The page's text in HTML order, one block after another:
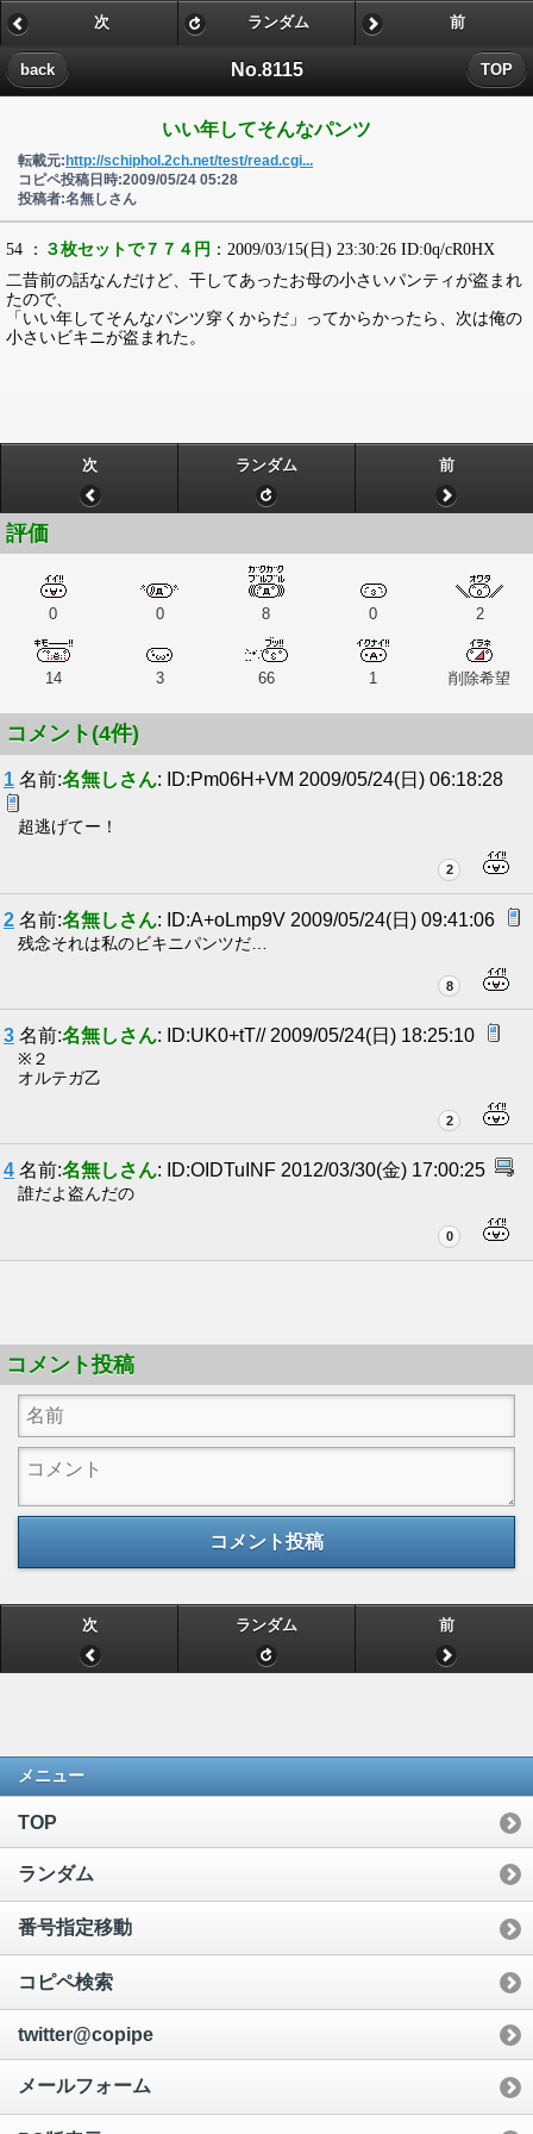
No.8115
back TOP
次 ランダム 前
いい年してそんなパンツ
転載元: http://schiphol.2ch.net/test/read.cgi...
コピペ投稿日時:2009/05/24 05:28
投稿者:名無しさん
54 ： ３枚セットで７７４円 ：2009/03/15(日) 23:30:26 ID:0q/cR0HX
二昔前の話なんだけど、干してあったお母の小さいパンティが盗まれ
たので、
「いい年してそんなパンツ穿くからだ」ってからかったら、次は俺の
小さいビキニが盗まれた。
次 ランダム 前
評価
0 0 8 0 2
14 3 66 1 削除希望
コメント(4件)
1 名前:名無しさん: ID:Pm06H+VM 2009/05/24(日) 06:18:28
超逃げてー！
2
2 名前:名無しさん: ID:A+oLmp9V 2009/05/24(日) 09:41:06
残念それは私のビキニパンツだ…
8
3 名前:名無しさん: ID:UK0+tT// 2009/05/24(日) 18:25:10
※２
オルテガ乙
2
4 名前:名無しさん: ID:OIDTuINF 2012/03/30(金) 17:00:25
誰だよ盗んだの
0
コメント投稿
コメント投稿
次 ランダム 前
メニュー
TOP
ランダム
番号指定移動
コピペ検索
twitter@copipe
メールフォーム